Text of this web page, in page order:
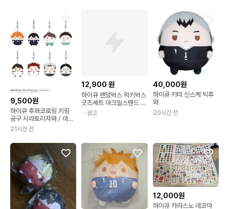
9,500원
하이큐 후와코로링 키링
공구 시라토리자와 / 아오
바죠사이
21시간 전
12,900원
하이큐 랜덤박스 럭키박스
굿즈세트 아크릴스탠드 키
링 포카 캔뱃지 스티커팩
랜덤굿즈
・광고
40,000원
하이큐 키타 신스케 빅후
와
20시간 전
12,000원
하이큐 카라스노 네코마